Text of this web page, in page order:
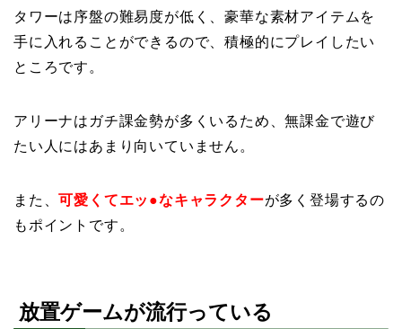
タワーは序盤の難易度が低く、豪華な素材アイテムを
手に入れることができるので、積極的にプレイしたい
ところです。
アリーナはガチ課金勢が多くいるため、無課金で遊び
たい人にはあまり向いていません。
また、 可愛くてエッ●なキャラクターが多く登場するの
もポイントです。
放置ゲームが流行っている